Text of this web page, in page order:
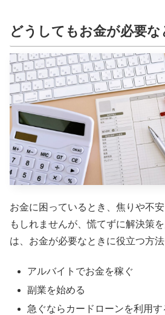
どうしてもお金が必要
お金に困っているとき、焦りや不
もしれませんが、慌てずに解決策
は、お金が必要なときに役立つ方法
アルバイトでお金を稼ぐ
副業を始める
急ぐならカードローンを利用す